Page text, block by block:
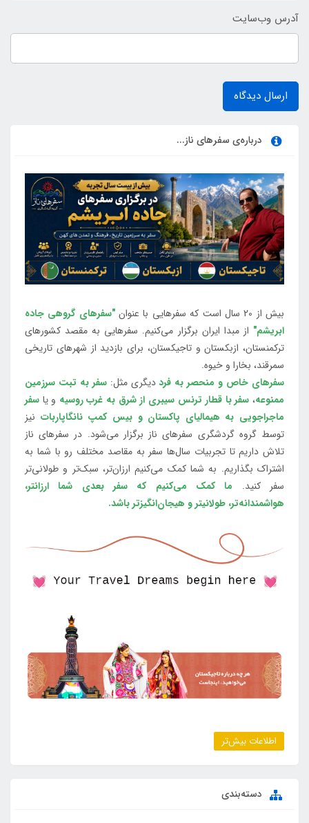
آدرس وب‌سایت
ارسال دیدگاه
درباره‌ی سفرهای ناز...
بیش از 20 سال است که سفرهایی با عنوان
"سفرهای گروهی جاده
ابریشم" از مبدا ایران برگزار می‌کنیم. سفرهایی به مقصد کشورهای
ترکمنستان، ازبکستان و تاجیکستان، برای بازدید از شهرهای تاریخی
سمرقند، بخارا و خیوه.
سفرهای خاص و منحصر به فرددیگری مثل:سفر به تبت سرزمین
ممنوعه، سفر با قطار ترنس سیبری از شرق به غرب روسیه و یا سفر
ماجراجویی به هیمالیای پاکستان و بیس کمپ نانگاپاربات نیز
توسط گروه گردشگری سفرهای ناز برگزار می‌شود. در سفرهای ناز
تلاش داریم تا تجربیات سال‌ها سفر به مقاصد مختلف رو با شما به
اشتراک بگذاریم. به شما کمک می‌کنیم ارزان‌تر، سبک‌تر و طولانی‌تر
سفر کنید. ما کمک می‌کنیم که سفر بعدی شما ارزانتر،
هواشمندانه‌تر، طولانی‎تر و هیجان‌انگیزتر باشد.
اطلاعات بیش‌تر
دسته‌بندی